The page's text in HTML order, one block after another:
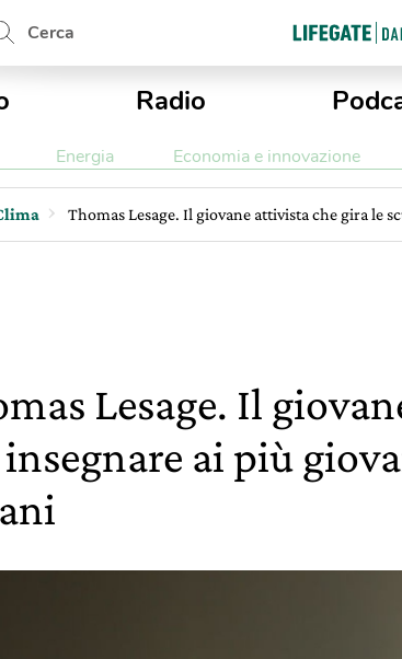
Cerca
Radio
Energia Economia e innovazione
Thomas Lesage. Il giovane attivista che gira le
Lesage. Il
ai più